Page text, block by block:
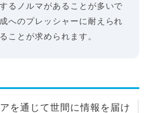
るノルマがあることが多いで
へのプレッシャーに耐えられ
ことが求められます。
を通じて世間に情報を届け